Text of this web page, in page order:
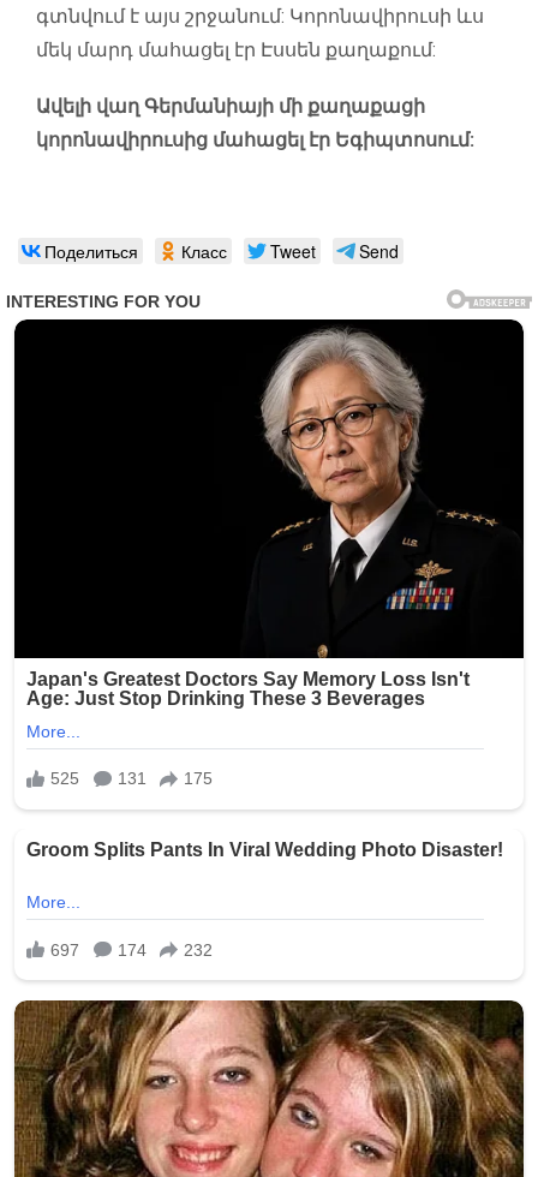
գտնվում է այս շրջանում: Կորոնավիրուսի ևս
մեկ մարդ մահացել էր Էսսեն քաղաքում:
Ավելի վաղ Գերմանիայի մի քաղաքացի
կորոնավիրուսից մահացել էր Եգիպտոսում:
Поделиться Класс Tweet Send